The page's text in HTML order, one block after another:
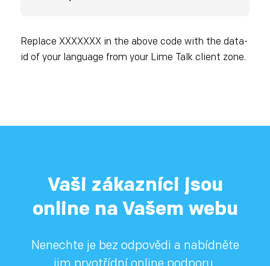
Replace XXXXXXX in the above code with the data-
id of your language from your Lime Talk client zone.
Vaši zákazníci jsou
online na Vašem webu
Nenechte je bez odpovědi a nabídněte